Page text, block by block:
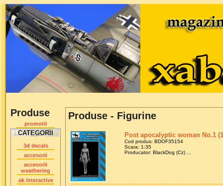
Produse
promotii
CATEGORII
3d decals
accesorii
accesorii
weathering
ak interactive
Produse - Figurine
Post apocalyptic woman No.1
Cod produs: BDOF35154
Scara: 1:35
Producator: BlackDog (Cz) ...